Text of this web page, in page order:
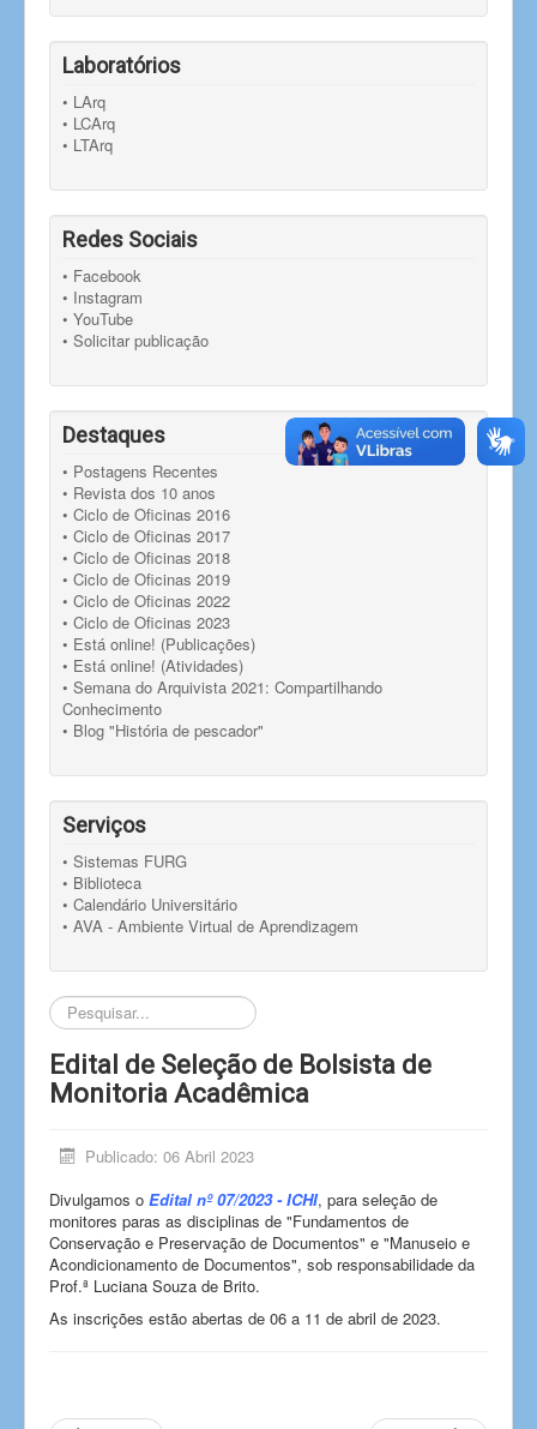
Laboratórios
• LArq
• LCArq
• LTArq
Redes Sociais
• Facebook
• Instagram
• YouTube
• Solicitar publicação
Destaques
• Postagens Recentes
• Revista dos 10 anos
• Ciclo de Oficinas 2016
• Ciclo de Oficinas 2017
• Ciclo de Oficinas 2018
• Ciclo de Oficinas 2019
• Ciclo de Oficinas 2022
• Ciclo de Oficinas 2023
• Está online! (Publicações)
• Está online! (Atividades)
• Semana do Arquivista 2021: Compartilhando
Conhecimento
• Blog "História de pescador"
Serviços
• Sistemas FURG
• Biblioteca
• Calendário Universitário
• AVA - Ambiente Virtual de Aprendizagem
Pesquisar...
Edital de Seleção de Bolsista de
Monitoria Acadêmica
Publicado: 06 Abril 2023
Divulgamos o Edital nº 07/2023 - ICHI, para seleção de
monitores paras as disciplinas de "Fundamentos de
Conservação e Preservação de Documentos" e "Manuseio e
Acondicionamento de Documentos", sob responsabilidade da
Prof.ª Luciana Souza de Brito.
As inscrições estão abertas de 06 a 11 de abril de 2023.